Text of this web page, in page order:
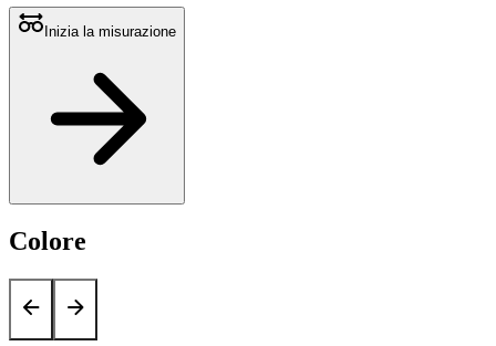
Inizia la misurazione
Colore